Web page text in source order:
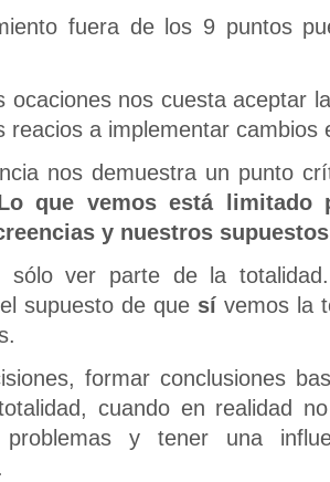
fuera de los 9 puntos
ocaciones nos cuesta aceptar
reacios a implementar cambios
nos demuestra un punto
que vemos está limitado
y nuestros
sólo ver parte de la
supuesto de que sívemos la
formar conclusiones
cuando en realidad
problemas y tener una